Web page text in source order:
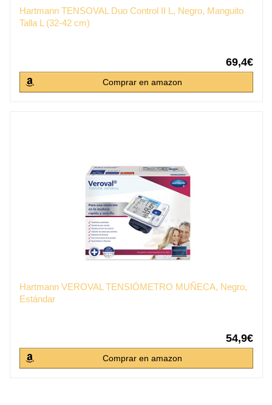
Hartmann TENSOVAL Duo Control II L, Negro, Manguito
Talla L (32-42 cm)
69,4€
Comprar en amazon
Hartmann VEROVAL TENSIÓMETRO MUÑECA, Negro,
Estándar
54,9€
Comprar en amazon